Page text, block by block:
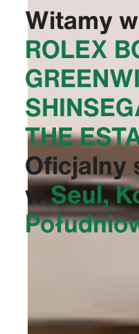
Witamy
‭ROLEX
THE
Oficjalny
wSeul,